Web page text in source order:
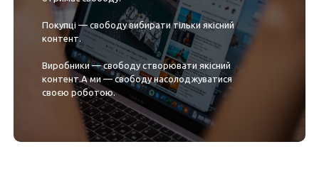
Покупці — свободу вибирати тільки якісний
контент.
Виробники — свободу створювати якісний
контент.А ми — свободу насолоджуватися
своєю роботою.